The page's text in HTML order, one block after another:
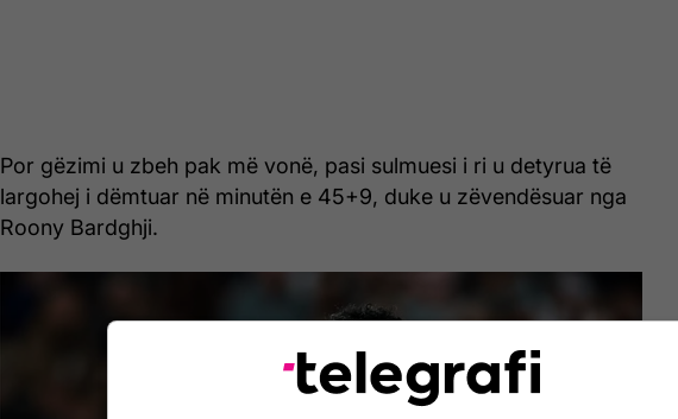
Por gëzimi u zbeh pak më vonë, pasi sulmuesi i ri u detyrua të
largohej i dëmtuar në minutën e 45+9, duke u zëvendësuar nga
Roony Bardghji.